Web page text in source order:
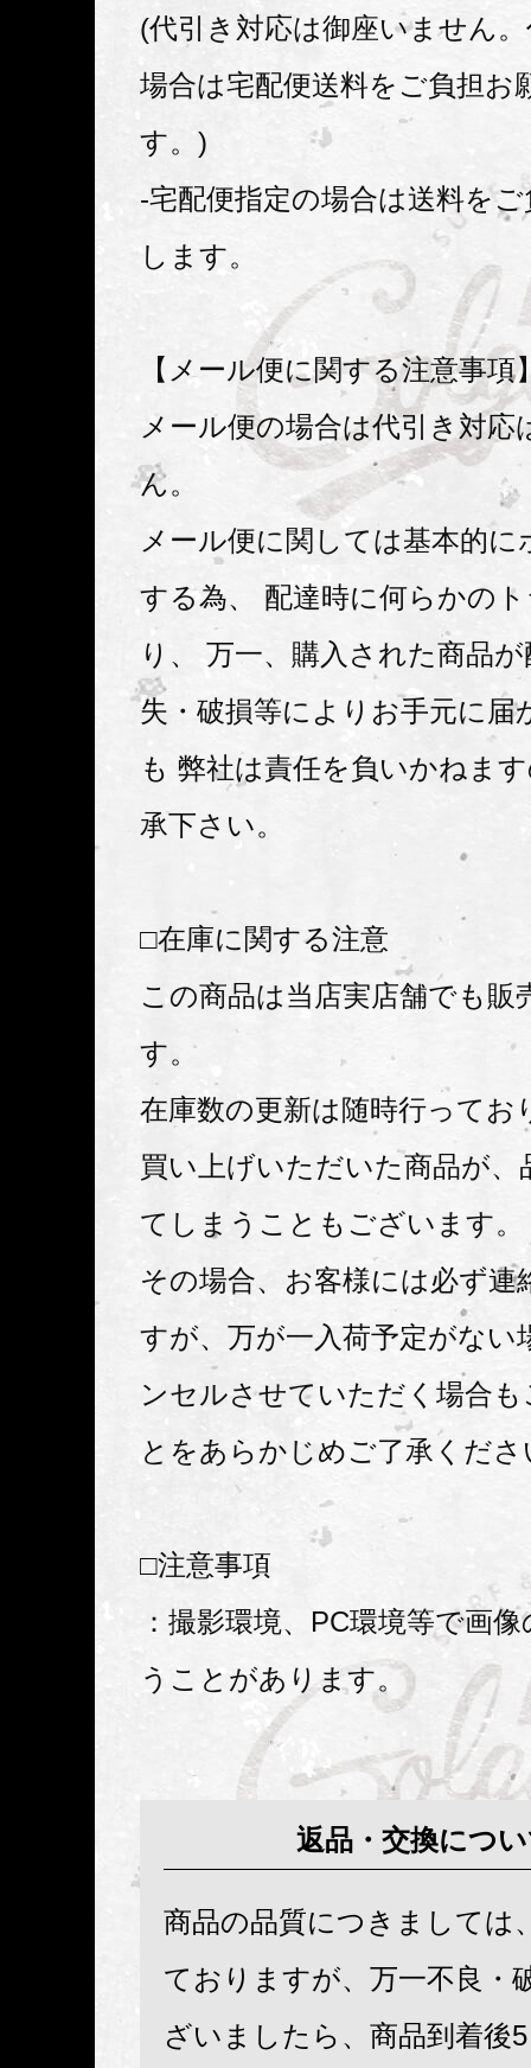
(代引き対応は御座いません
場合は宅配便送料をご負担お
す。)
-宅配便指定の場合は送料を
します。
【メール便に関する注意事項
メール便の場合は代引き対応
ん。
メール便に関しては基本的に
する為、 配達時に何らかの
り、 万一、購入された商品
失・破損等によりお手元に届
も 弊社は責任を負いかねま
承下さい。
□在庫に関する注意
この商品は当店実店舗でも販
す。
在庫数の更新は随時行ってお
買い上げいただいた商品が、
てしまうこともございます。
その場合、お客様には必ず連
すが、万が一入荷予定がない
ンセルさせていただく場合
とをあらかじめご了承くださ
□注意事項
：撮影環境、PC環境等で画
うことがあります。
返品・交換につ
商品の品質につきましては
ておりますが、万一不良・
ざいましたら、商品到着後